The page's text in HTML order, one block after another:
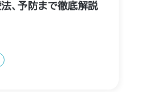
法、予防まで徹底解説